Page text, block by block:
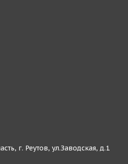
г. Реутов, ул.Заводская, д.1